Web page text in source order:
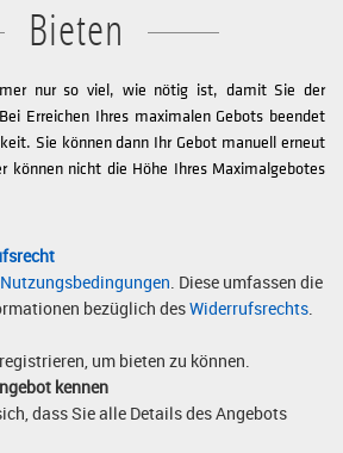
Bieten
nur so viel, wie nötig ist, damit Sie der
Erreichen Ihres maximalen Gebots beendet
Sie können dann Ihr Gebot manuell erneut
können nicht die Höhe Ihres Maximalgebotes
Nutzungsbedingungen. Diese umfassen die
bezüglich desWiderrufsrechts.
um bieten zu können.
kennen
dass Sie alle Details des Angebots